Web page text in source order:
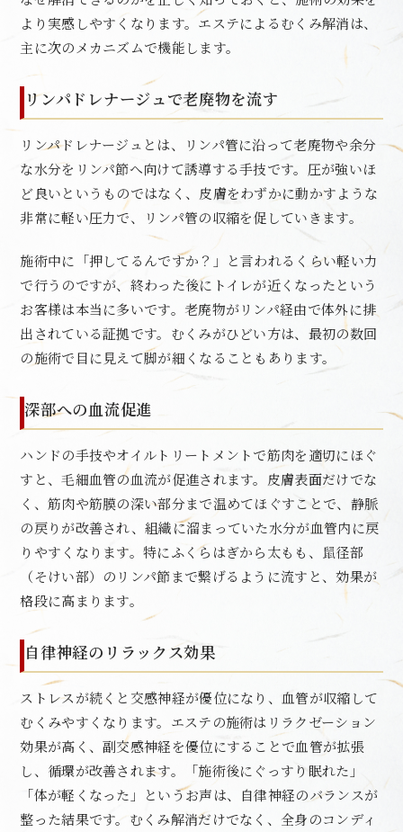
より実感しやすくなります。エステによるむくみ解消は、
主に次のメカニズムで機能します。
リンパドレナージュで老廃物を流す
リンパドレナージュとは、リンパ管に沿って老廃物や余分
な水分をリンパ節へ向けて誘導する手技です。圧が強いほ
ど良いというものではなく、皮膚をわずかに動かすような
非常に軽い圧力で、リンパ管の収縮を促していきます。
施術中に「押してるんですか？」と言われるくらい軽い力
で行うのですが、終わった後にトイレが近くなったという
お客様は本当に多いです。老廃物がリンパ経由で体外に排
出されている証拠です。むくみがひどい方は、最初の数回
の施術で目に見えて脚が細くなることもあります。
深部への血流促進
ハンドの手技やオイルトリートメントで筋肉を適切にほぐ
すと、毛細血管の血流が促進されます。皮膚表面だけでな
く、筋肉や筋膜の深い部分まで温めてほぐすことで、静脈
の戻りが改善され、組織に溜まっていた水分が血管内に戻
りやすくなります。特にふくらはぎから太もも、鼠径部
（そけい部）のリンパ節まで繋げるように流すと、効果が
格段に高まります。
自律神経のリラックス効果
ストレスが続くと交感神経が優位になり、血管が収縮して
むくみやすくなります。エステの施術はリラクゼーション
効果が高く、副交感神経を優位にすることで血管が拡張
し、循環が改善されます。「施術後にぐっすり眠れた」
「体が軽くなった」というお声は、自律神経のバランスが
整った結果です。むくみ解消だけでなく、全身のコンディ